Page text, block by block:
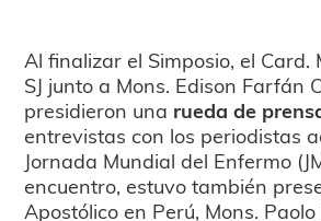
Al finalizar el Simposio, el Card.
SJ junto a Mons. Edison Farfán
presidieron una rueda de
entrevistas con los periodistas
Jornada Mundial del Enfermo
encuentro, estuvo también
Apostólico en Perú, Mons.